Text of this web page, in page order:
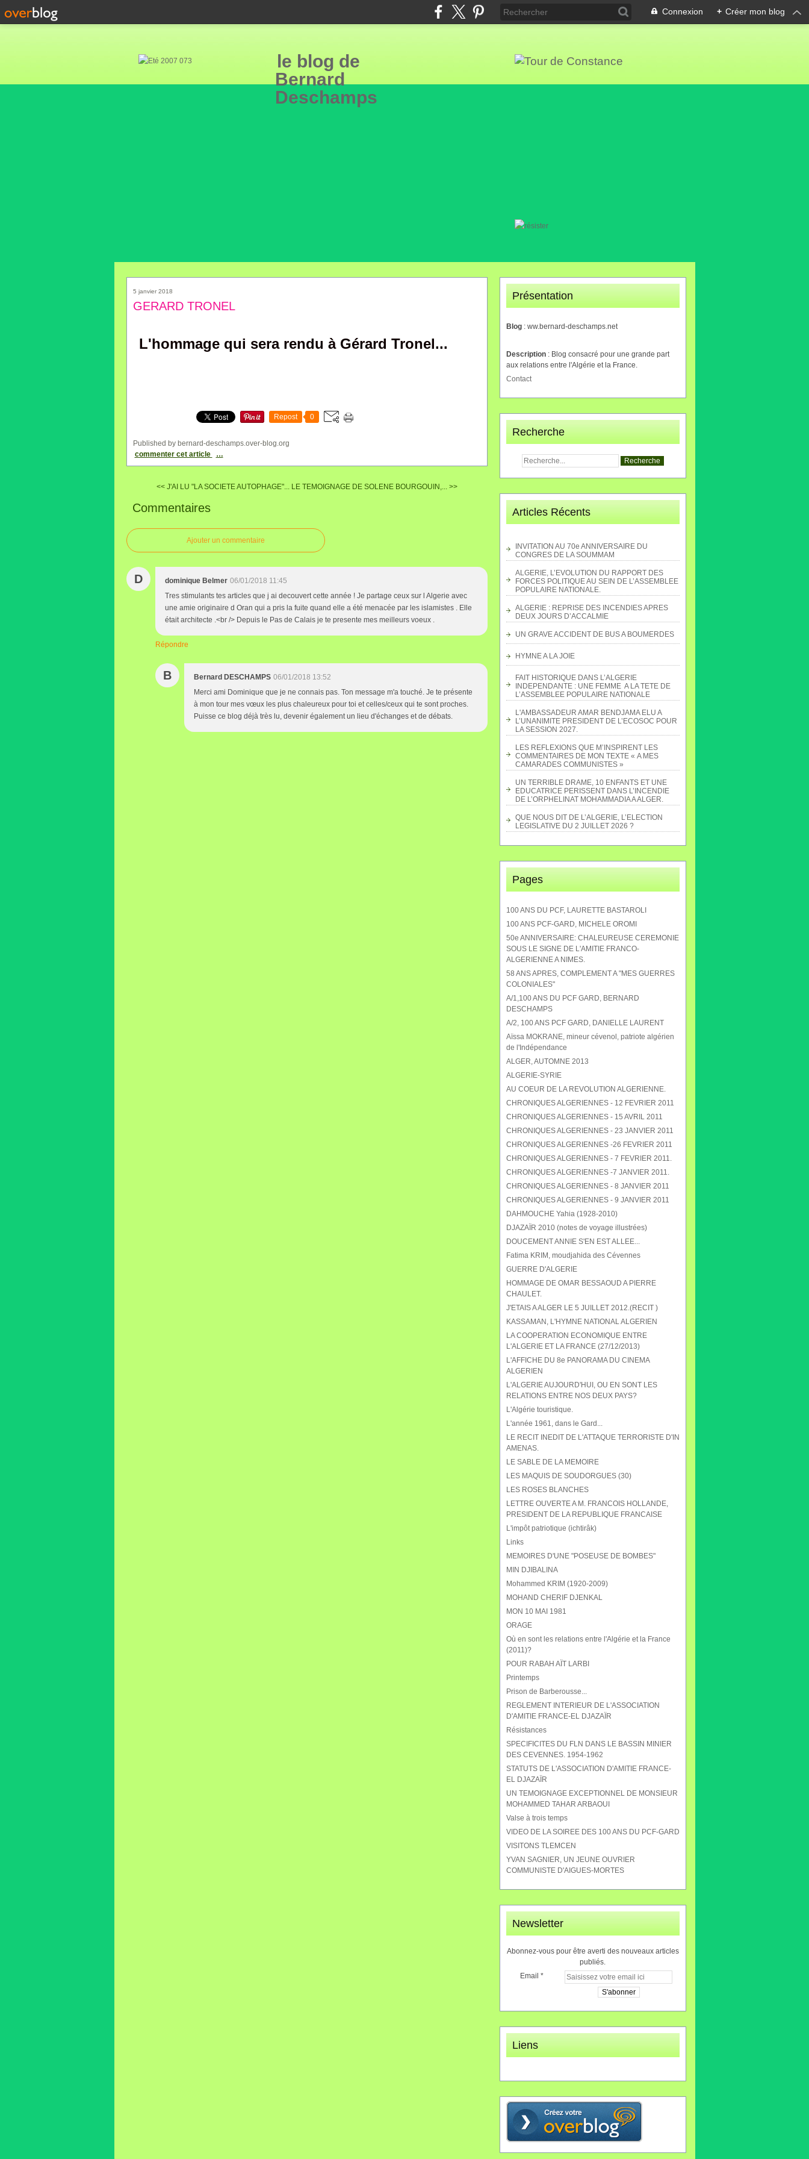
Connexion + Créer mon blog
le blog de
Bernard
Deschamps
5 janvier 2018
GERARD TRONEL
L'hommage qui sera rendu à Gérard Tronel...
Repost 0
Published by bernard-deschamps.over-blog.org
commenter cet article
…
<< J'AI LU "LA SOCIETE AUTOPHAGE"... LE TEMOIGNAGE DE SOLENE BOURGOUIN,... >>
Commentaires
Ajouter un commentaire
D dominique Belmer 06/01/2018 11:45
Tres stimulants tes articles que j ai decouvert cette année ! Je partage ceux sur l Algerie avec
une amie originaire d Oran qui a pris la fuite quand elle a été menacée par les islamistes . Elle
était architecte .<br /> Depuis le Pas de Calais je te presente mes meilleurs voeux .
Répondre
B Bernard DESCHAMPS 06/01/2018 13:52
Merci ami Dominique que je ne connais pas. Ton message m'a touché. Je te présente
à mon tour mes vœux les plus chaleureux pour toi et celles/ceux qui te sont proches.
Puisse ce blog déjà très lu, devenir également un lieu d'échanges et de débats.
Présentation
Blog : ww.bernard-deschamps.net
Description : Blog consacré pour une grande part
aux relations entre l'Algérie et la France.
Contact
Recherche
Articles Récents
INVITATION AU 70e ANNIVERSAIRE DU
CONGRES DE LA SOUMMAM
ALGERIE, L’EVOLUTION DU RAPPORT DES
FORCES POLITIQUE AU SEIN DE L’ASSEMBLEE
POPULAIRE NATIONALE.
ALGERIE : REPRISE DES INCENDIES APRES
DEUX JOURS D’ACCALMIE
UN GRAVE ACCIDENT DE BUS A BOUMERDES
HYMNE A LA JOIE
FAIT HISTORIQUE DANS L’ALGERIE
INDEPENDANTE : UNE FEMME A LA TETE DE
L’ASSEMBLEE POPULAIRE NATIONALE
L'AMBASSADEUR AMAR BENDJAMA ELU A
L’UNANIMITE PRESIDENT DE L’ECOSOC POUR
LA SESSION 2027.
LES REFLEXIONS QUE M’INSPIRENT LES
COMMENTAIRES DE MON TEXTE « A MES
CAMARADES COMMUNISTES »
UN TERRIBLE DRAME, 10 ENFANTS ET UNE
EDUCATRICE PERISSENT DANS L’INCENDIE
DE L’ORPHELINAT MOHAMMADIA A ALGER.
QUE NOUS DIT DE L’ALGERIE, L’ELECTION
LEGISLATIVE DU 2 JUILLET 2026 ?
Pages
100 ANS DU PCF, LAURETTE BASTAROLI
100 ANS PCF-GARD, MICHELE OROMI
50e ANNIVERSAIRE: CHALEUREUSE CEREMONIE
SOUS LE SIGNE DE L'AMITIE FRANCO-
ALGERIENNE A NIMES.
58 ANS APRES, COMPLEMENT A "MES GUERRES
COLONIALES"
A/1,100 ANS DU PCF GARD, BERNARD
DESCHAMPS
A/2, 100 ANS PCF GARD, DANIELLE LAURENT
Aïssa MOKRANE, mineur cévenol, patriote algérien
de l'Indépendance
ALGER, AUTOMNE 2013
ALGERIE-SYRIE
AU COEUR DE LA REVOLUTION ALGERIENNE.
CHRONIQUES ALGERIENNES - 12 FEVRIER 2011
CHRONIQUES ALGERIENNES - 15 AVRIL 2011
CHRONIQUES ALGERIENNES - 23 JANVIER 2011
CHRONIQUES ALGERIENNES -26 FEVRIER 2011
CHRONIQUES ALGERIENNES - 7 FEVRIER 2011.
CHRONIQUES ALGERIENNES -7 JANVIER 2011.
CHRONIQUES ALGERIENNES - 8 JANVIER 2011
CHRONIQUES ALGERIENNES - 9 JANVIER 2011
DAHMOUCHE Yahia (1928-2010)
DJAZAÏR 2010 (notes de voyage illustrées)
DOUCEMENT ANNIE S'EN EST ALLEE...
Fatima KRIM, moudjahida des Cévennes
GUERRE D'ALGERIE
HOMMAGE DE OMAR BESSAOUD A PIERRE
CHAULET.
J'ETAIS A ALGER LE 5 JUILLET 2012.(RECIT )
KASSAMAN, L'HYMNE NATIONAL ALGERIEN
LA COOPERATION ECONOMIQUE ENTRE
L'ALGERIE ET LA FRANCE (27/12/2013)
L'AFFICHE DU 8e PANORAMA DU CINEMA
ALGERIEN
L'ALGERIE AUJOURD'HUI, OU EN SONT LES
RELATIONS ENTRE NOS DEUX PAYS?
L'Algérie touristique.
L'année 1961, dans le Gard...
LE RECIT INEDIT DE L'ATTAQUE TERRORISTE D'IN
AMENAS.
LE SABLE DE LA MEMOIRE
LES MAQUIS DE SOUDORGUES (30)
LES ROSES BLANCHES
LETTRE OUVERTE A M. FRANCOIS HOLLANDE,
PRESIDENT DE LA REPUBLIQUE FRANCAISE
L'impôt patriotique (ichtirâk)
Links
MEMOIRES D'UNE "POSEUSE DE BOMBES"
MIN DJIBALINA
Mohammed KRIM (1920-2009)
MOHAND CHERIF DJENKAL
MON 10 MAI 1981
ORAGE
Où en sont les relations entre l'Algérie et la France
(2011)?
POUR RABAH AÏT LARBI
Printemps
Prison de Barberousse...
REGLEMENT INTERIEUR DE L'ASSOCIATION
D'AMITIE FRANCE-EL DJAZAÏR
Résistances
SPECIFICITES DU FLN DANS LE BASSIN MINIER
DES CEVENNES. 1954-1962
STATUTS DE L'ASSOCIATION D'AMITIE FRANCE-
EL DJAZAÏR
UN TEMOIGNAGE EXCEPTIONNEL DE MONSIEUR
MOHAMMED TAHAR ARBAOUI
Valse à trois temps
VIDEO DE LA SOIREE DES 100 ANS DU PCF-GARD
VISITONS TLEMCEN
YVAN SAGNIER, UN JEUNE OUVRIER
COMMUNISTE D'AIGUES-MORTES
Newsletter
Abonnez-vous pour être averti des nouveaux articles
publiés.
Email
Liens